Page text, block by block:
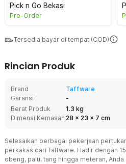
Pick n Go Bekasi
Pre-Order
Tersedia bayar di tempat (COD)
Rincian Produk
Brand
Taffware
Garansi
-
Berat Produk
1.3 kg
Dimensi Kemasan 28 x 23 x 7 cm
Selesaikan berbagai pekerjaan
perkakas dari Taffware. Hadir dengan
obeng, palu, tang hingga meteran,